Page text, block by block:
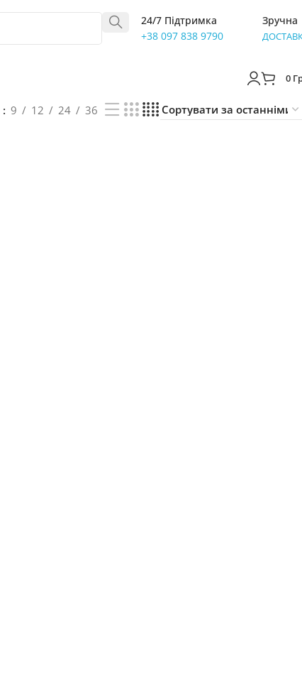
24/7 Підтримка
+38 097 838 9790
Зручна
0
9 12 24 36